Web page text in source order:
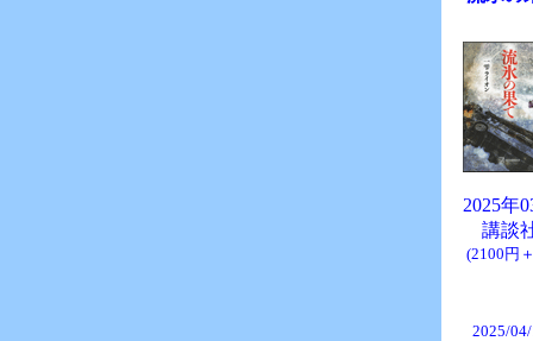
2025年
講談
(2100円
2025/